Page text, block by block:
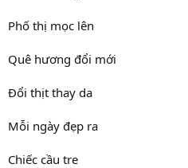
Phố thị mọc lên
Quê hương đổi mới
Đổi thịt thay da
Mỗi ngày đẹp ra
Chiếc cầu tre